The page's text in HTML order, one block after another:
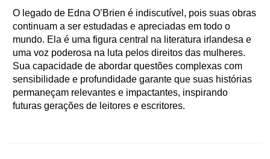
O legado de Edna O’Brien é indiscutível, pois suas obras
continuam a ser estudadas e apreciadas em todo o
mundo. Ela é uma figura central na literatura irlandesa e
uma voz poderosa na luta pelos direitos das mulheres.
Sua capacidade de abordar questões complexas com
sensibilidade e profundidade garante que suas histórias
permaneçam relevantes e impactantes, inspirando
futuras gerações de leitores e escritores.